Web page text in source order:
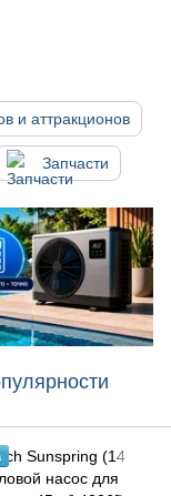
и аттракционов
Запчасти